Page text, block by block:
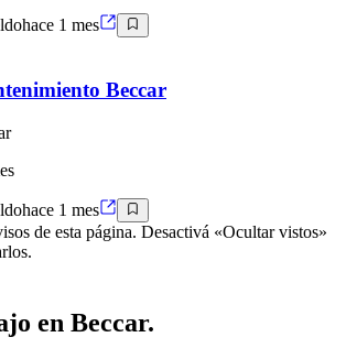
hace 1 mes
Beccar
hace 1 mes
de esta página. Desactivá «Ocultar vistos»
en Beccar.